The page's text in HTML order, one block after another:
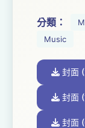
分類：
Music
封面
封面
封面